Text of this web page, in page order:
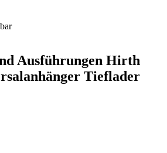
Ausführungen Hirth
Tieflader